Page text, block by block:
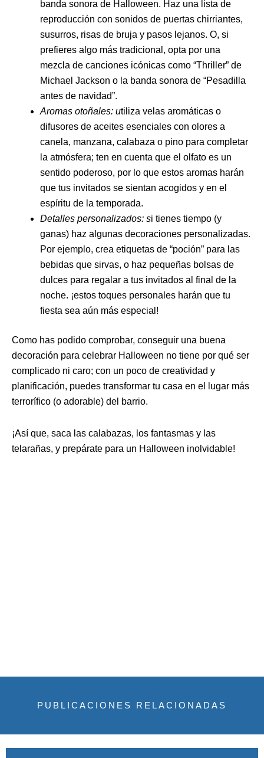
banda sonora de Halloween. Haz una lista de
reproducción con sonidos de puertas chirriantes,
susurros, risas de bruja y pasos lejanos. O, si
prefieres algo más tradicional, opta por una
mezcla de canciones icónicas como “Thriller” de
Michael Jackson o la banda sonora de “Pesadilla
antes de navidad”.
Aromas otoñales: utiliza velas aromáticas o
difusores de aceites esenciales con olores a
canela, manzana, calabaza o pino para completar
la atmósfera; ten en cuenta que el olfato es un
sentido poderoso, por lo que estos aromas harán
que tus invitados se sientan acogidos y en el
espíritu de la temporada.
Detalles personalizados: si tienes tiempo (y
ganas) haz algunas decoraciones personalizadas.
Por ejemplo, crea etiquetas de “poción” para las
bebidas que sirvas, o haz pequeñas bolsas de
dulces para regalar a tus invitados al final de la
noche. ¡estos toques personales harán que tu
fiesta sea aún más especial!
Como has podido comprobar, conseguir una buena
decoración para celebrar Halloween no tiene por qué ser
complicado ni caro; con un poco de creatividad y
planificación, puedes transformar tu casa en el lugar más
terrorífico (o adorable) del barrio.
¡Así que, saca las calabazas, los fantasmas y las
telarañas, y prepárate para un Halloween inolvidable!
PUBLICACIONES RELACIONADAS